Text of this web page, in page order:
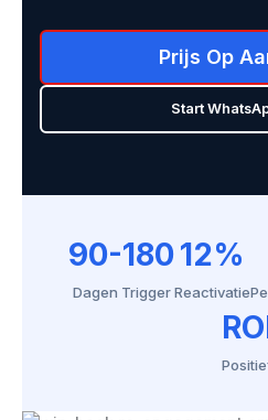
Prijs Op
Start
90-180
Dagen Trigger
12%
Reactivatie